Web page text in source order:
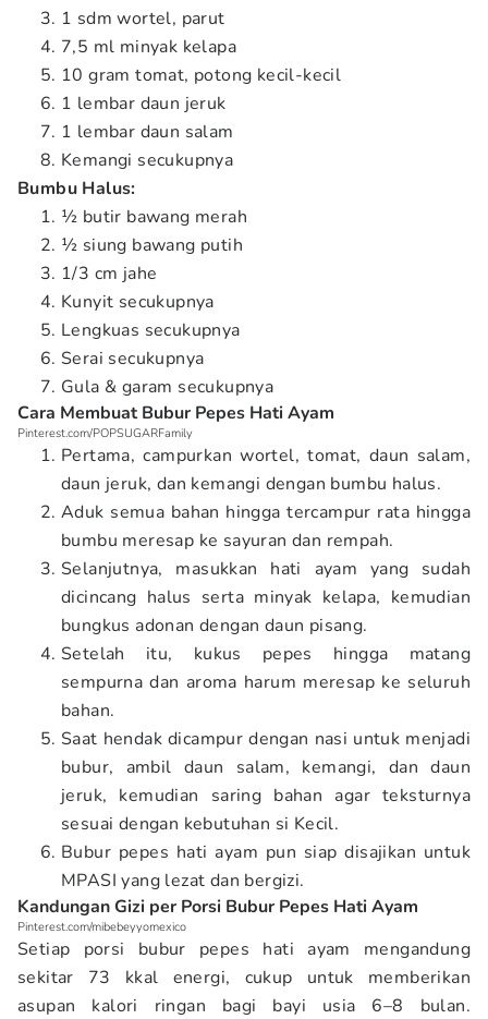
1 sdm wortel, parut
7,5 ml minyak kelapa
10 gram tomat, potong kecil-kecil
1 lembar daun jeruk
1 lembar daun salam
Kemangi secukupnya
Bumbu Halus:
½ butir bawang merah
½ siung bawang putih
1/3 cm jahe
Kunyit secukupnya
Lengkuas secukupnya
Serai secukupnya
Gula & garam secukupnya
Cara Membuat Bubur Pepes Hati Ayam
Pinterest.com/POPSUGARFamily
Pertama, campurkan wortel, tomat, daun salam,
daun jeruk, dan kemangi dengan bumbu halus.
Aduk semua bahan hingga tercampur rata hingga
bumbu meresap ke sayuran dan rempah.
Selanjutnya, masukkan hati ayam yang sudah
dicincang halus serta minyak kelapa, kemudian
bungkus adonan dengan daun pisang.
Setelah itu, kukus pepes hingga matang
sempurna dan aroma harum meresap ke seluruh
bahan.
Saat hendak dicampur dengan nasi untuk menjadi
bubur, ambil daun salam, kemangi, dan daun
jeruk, kemudian saring bahan agar teksturnya
sesuai dengan kebutuhan si Kecil.
Bubur pepes hati ayam pun siap disajikan untuk
MPASI yang lezat dan bergizi.
Kandungan Gizi per Porsi Bubur Pepes Hati Ayam
Pinterest.com/mibebeyyomexico
Setiap porsi bubur pepes hati ayam mengandung
sekitar 73 kkal energi, cukup untuk memberikan
asupan kalori ringan bagi bayi usia 6–8 bulan.